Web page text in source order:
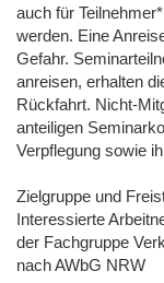
auch für
werden. Eine
Gefahr.
anreisen, erhalten
Rückfahrt. Nicht-
anteiligen
Verpflegung sowie
Zielgruppe und
Interessierte
der Fachgruppe
nach AWbG NRW